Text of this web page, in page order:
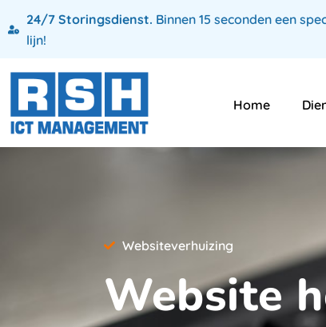
24/7 Storingsdienst. Binnen 15 seconden een
lijn!
Home
Websiteverhuizing
Website